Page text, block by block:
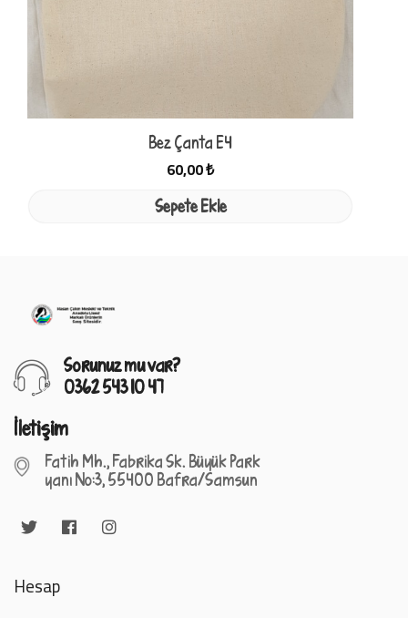
Bez Çanta E4
60,00 ₺
Sepete Ekle
Sorunuz mu var?
0362 543 10 47
İletişim
Fatih Mh., Fabrika Sk. Büyük Park
yanı No:3, 55400 Bafra/Samsun
Hesap